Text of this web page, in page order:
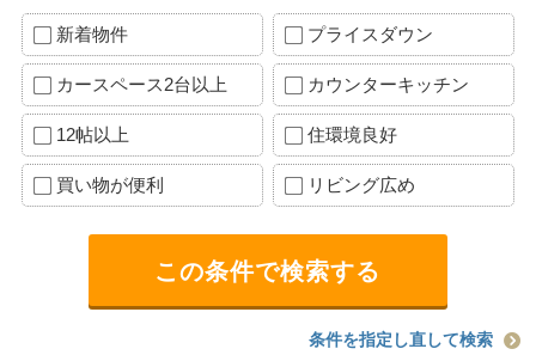
新着物件 プライスダウン
カースペース2台以上 カウンターキッチン
12帖以上 住環境良好
買い物が便利 リビング広め
条件を指定し直して検索